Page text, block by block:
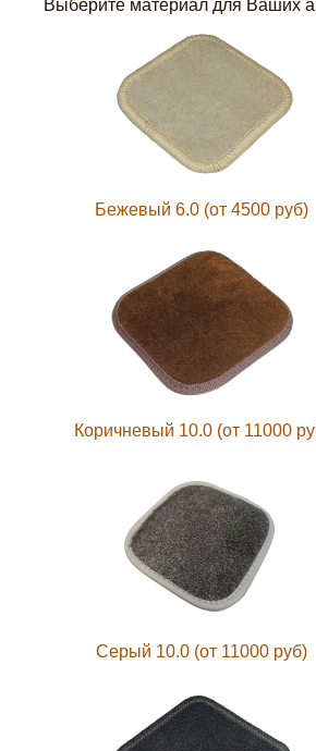
Выберите материал для Ваших
Бежевый 6.0 (от 4500 руб)
Коричневый 10.0 (от 11000
Серый 10.0 (от 11000 руб)